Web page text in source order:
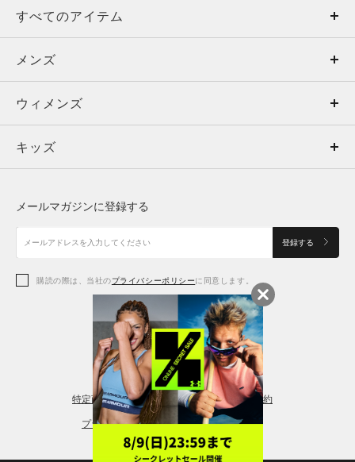
すべてのアイテム
メンズ
ウィメンズ
キッズ
アクセサリー
メンズ
トップス
ボトムス
アクセサリー
ウィメンズ
トップス
シューズ
アクセサリー
レギンス＆タイツ
キッズ
シューズ
メールマガジンに登録する
登録する
購読の際は、当社のプライバシーポリシーに同意します。
特定商取引法に基づく通販の表記 会員規約
プライバシーポリシー